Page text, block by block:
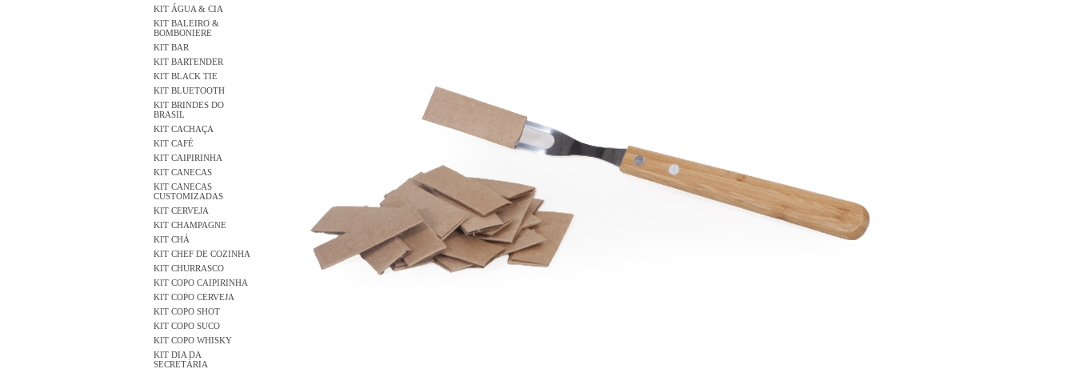
KIT ÁGUA & CIA
KIT BALEIRO &
BOMBONIERE
KIT BAR
KIT BARTENDER
KIT BLACK TIE
KIT BLUETOOTH
KIT BRINDES DO
BRASIL
KIT CACHAÇA
KIT CAFÉ
KIT CAIPIRINHA
KIT CANECAS
KIT CANECAS
CUSTOMIZADAS
KIT CERVEJA
KIT CHAMPAGNE
KIT CHÁ
KIT CHEF DE COZINHA
KIT CHURRASCO
KIT COPO CAIPIRINHA
KIT COPO CERVEJA
KIT COPO SHOT
KIT COPO SUCO
KIT COPO WHISKY
KIT DIA DA
SECRETÁRIA